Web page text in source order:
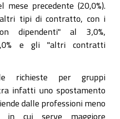
precedente (20,0%).
tipi di contratto, con i
dipendenti" al 3,0%,
e gli "altri contratti
richieste per gruppi
infatti uno spostamento
dalle professioni meno
in cui serve maggiore